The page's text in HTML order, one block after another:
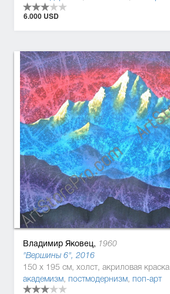
6.000 USD
Владимир Яковец, 1960
"Вершины 6", 2016
150 x 195 см, холст, акриловая краска
академизм, постмодернизм, поп-арт